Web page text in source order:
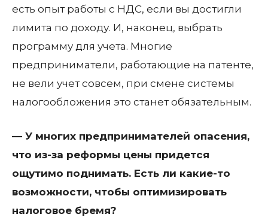
есть опыт работы с НДС, если вы достигли
лимита по доходу. И, наконец, выбрать
программу для учета. Многие
предприниматели, работающие на патенте,
не вели учет совсем, при смене системы
налогообложения это станет обязательным.
— У многих предпринимателей опасения,
что из-за реформы цены придется
ощутимо поднимать. Есть ли какие-то
возможности, чтобы оптимизировать
налоговое бремя?